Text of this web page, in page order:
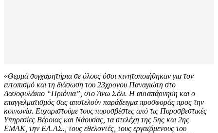
«Θερμά συγχαρητήρια σε όλους όσοι κινητοποιήθηκαν για τον
εντοπισμό και τη διάσωση του 23χρονου Παναγιώτη στο
Δασοφυλάκιο “Πριόνια”, στο Άνω Σέλι. Η αυταπάρνηση και ο
επαγγελματισμός σας αποτελούν παράδειγμα προσφοράς προς την
κοινωνία. Ευχαριστούμε τους πυροσβέστες από τις Πυροσβεστικές
Υπηρεσίες Βέροιας και Νάουσας, τα στελέχη της 5ης και 2ης
ΕΜΑΚ, την ΕΛ.ΑΣ., τους εθελοντές, τους εργαζόμενους του